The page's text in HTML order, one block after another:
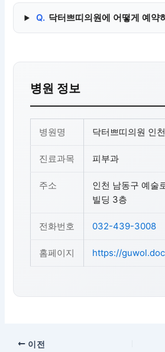
Q. 닥터쁘띠의원에 어떻게 예약
병원 정보
병원명 닥터쁘띠의원 인
진료과목 피부과
주소
인천 남동구 예술
빌딩 3층
전화번호 032-439-3008
홈페이지 https://
이전